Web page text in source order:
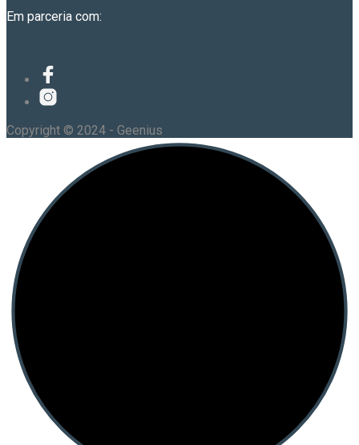
Em parceria com:
Copyright © 2024 - Geenius